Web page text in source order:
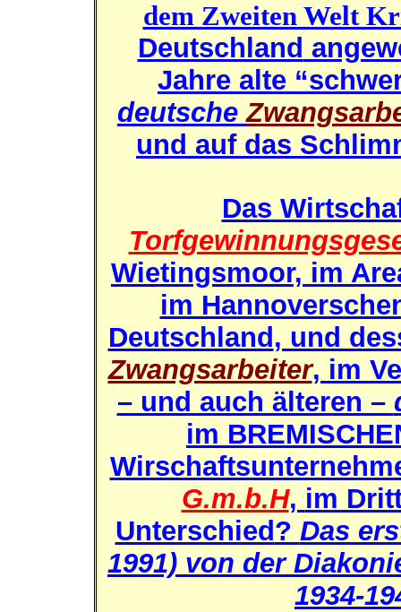
dem Zweiten Welt
Deutschland
Jahre alte
deutsche
und auf das
Das
Wietingsmoor, im
im
Deutschland, und
Zwangsarbeiter, im
– und auch älteren –
im
G.m.b.H, im
Unterschied? Das
1991) von der
1934-